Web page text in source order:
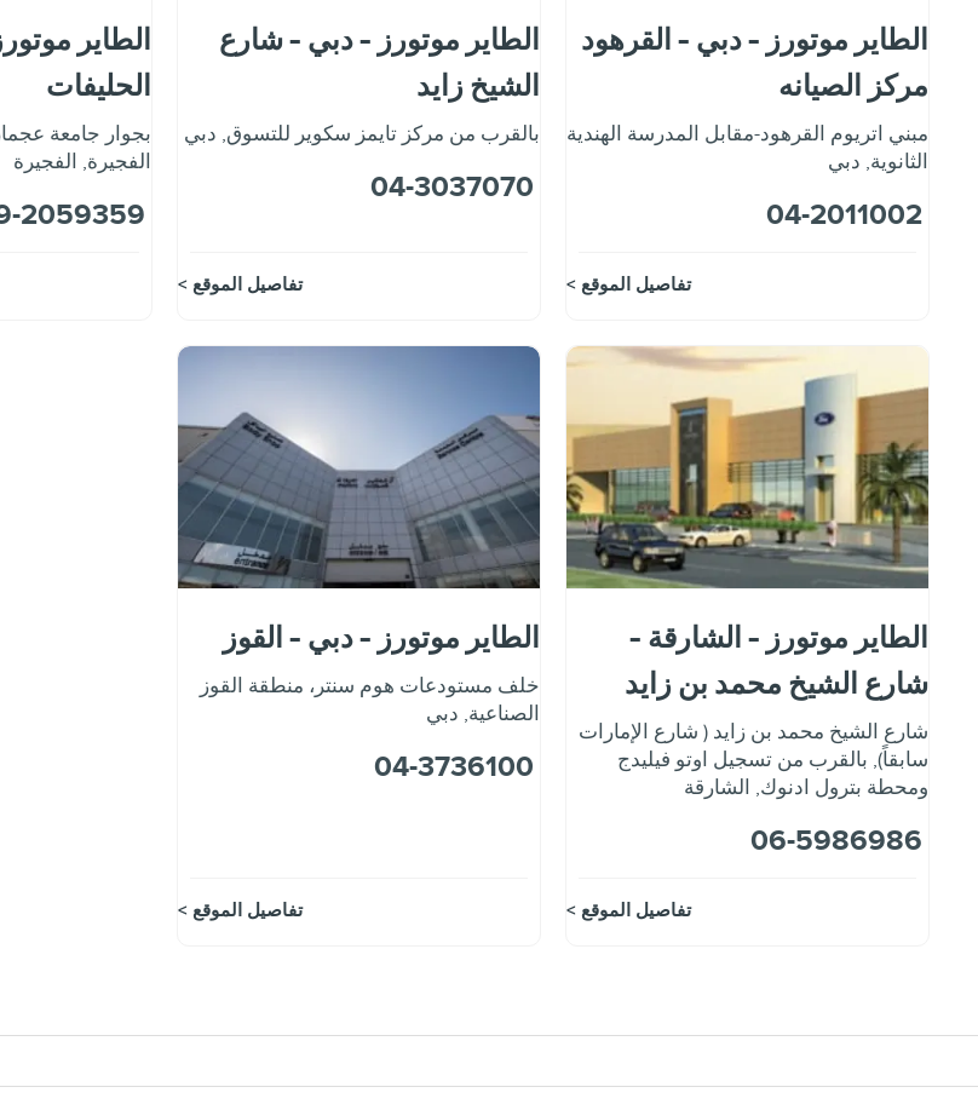
الطاير موتورز - دبي - القرهود
مركز الصيانه
مبني اتريوم القرهود-مقابل المدرسة الهندية
الثانوية, دبي
04-2011002
تفاصيل الموقع
الطاير موتورز - دبي - شارع
الشيخ زايد
بالقرب من مركز تايمز سكوير للتسوق, دبي
04-3037070
تفاصيل الموقع
الطاير
الحليفات
بجوار جامعة
الفجيرة, الفجيرة
2059359
الطاير موتورز - الشارقة -
شارع الشيخ محمد بن زايد
شارع الشيخ محمد بن زايد ( شارع الإمارات
سابقاً) بالقرب من تسجيل اوتو فيليدج
ومحطة بترول ادنوك
الشارقة
06-5986986
تفاصيل الموقع
الطاير موتورز - دبي - القوز
خلف مستودعات هوم سنتر، منطقة القوز
الصناعية دبي
04-3736100
تفاصيل الموقع